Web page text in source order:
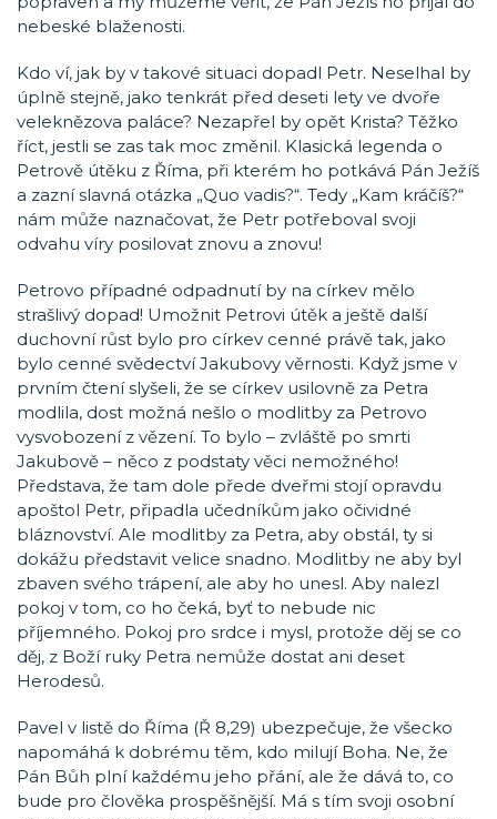
nebeské blaženosti.
Kdo ví, jak by v takové situaci dopadl Petr. Neselhal by
úplně stejně, jako tenkrát před deseti lety ve dvoře
veleknězova paláce? Nezapřel by opět Krista? Těžko
říct, jestli se zas tak moc změnil. Klasická legenda o
Petrově útěku z Říma, při kterém ho potkává Pán Ježíš
a zazní slavná otázka „Quo vadis?“. Tedy „Kam kráčíš?“
nám může naznačovat, že Petr potřeboval svoji
odvahu víry posilovat znovu a znovu!
Petrovo případné odpadnutí by na církev mělo
strašlivý dopad! Umožnit Petrovi útěk a ještě další
duchovní růst bylo pro církev cenné právě tak, jako
bylo cenné svědectví Jakubovy věrnosti. Když jsme v
prvním čtení slyšeli, že se církev usilovně za Petra
modlila, dost možná nešlo o modlitby za Petrovo
vysvobození z vězení. To bylo – zvláště po smrti
Jakubově – něco z podstaty věci nemožného!
Představa, že tam dole přede dveřmi stojí opravdu
apoštol Petr, připadla učedníkům jako očividné
bláznovství. Ale modlitby za Petra, aby obstál, ty si
dokážu představit velice snadno. Modlitby ne aby byl
zbaven svého trápení, ale aby ho unesl. Aby nalezl
pokoj v tom, co ho čeká, byť to nebude nic
příjemného. Pokoj pro srdce i mysl, protože děj se co
děj, z Boží ruky Petra nemůže dostat ani deset
Herodesů.
Pavel v listě do Říma (Ř 8,29) ubezpečuje, že všecko
napomáhá k dobrému těm, kdo milují Boha. Ne, že
Pán Bůh plní každému jeho přání, ale že dává to, co
bude pro člověka prospěšnější. Má s tím svoji osobní